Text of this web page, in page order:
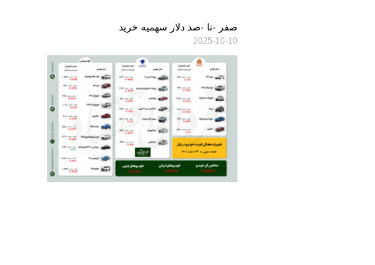
صفر -تا -صد دلار سهمیه خرید
2025-10-10